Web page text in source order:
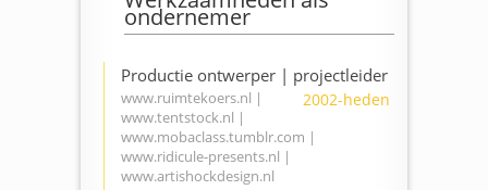
ondernemer
Productie ontwerper | projectleider
2002-heden
www.ruimtekoers.nl |
www.tentstock.nl |
www.mobaclass.tumblr.com |
www.ridicule-presents.nl |
www.artishockdesign.nl